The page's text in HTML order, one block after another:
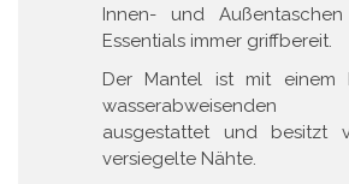
Innen- und
Essentials immer griffbereit.
Der Mantel ist mit einem
wasserabweisenden
ausgestattet und besitzt
versiegelte Nähte.